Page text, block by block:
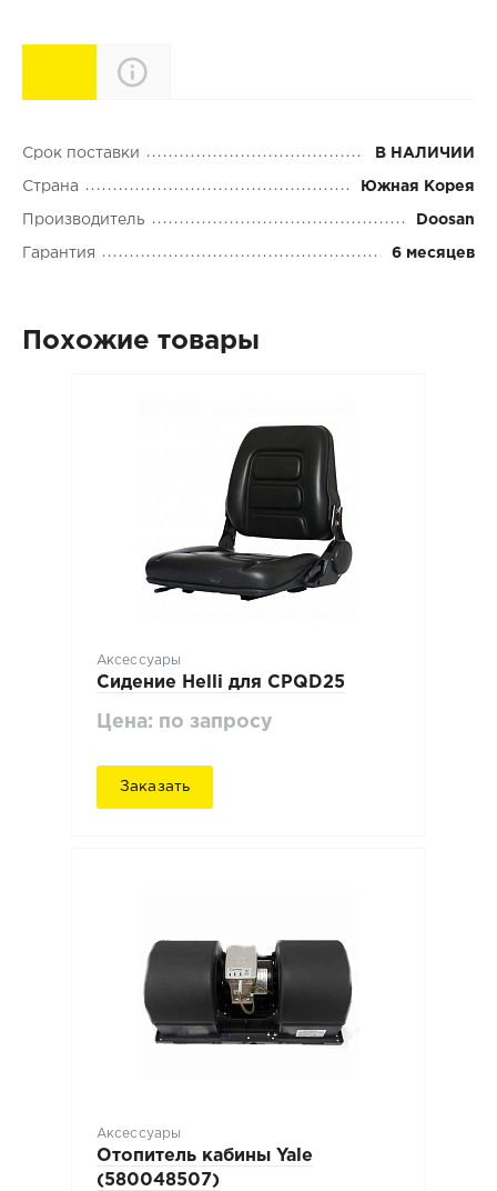
Характеристики
Срок поставки В НАЛИЧИИ
Страна Южная Корея
Производитель Doosan
Гарантия 6 месяцев
Похожие товары
Аксессуары
Сидение Нelli для CPQD25
Цена: по запросу
Заказать
Аксессуары
Отопитель кабины Yale
(580048507)